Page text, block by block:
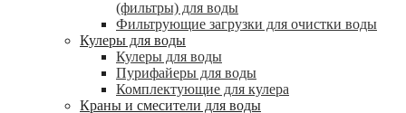
(фильтры) для воды
Фильтрующие загрузки для очистки воды
Кулеры для воды
Кулеры для воды
Пурифайеры для воды
Комплектующие для кулера
Краны и смесители для воды